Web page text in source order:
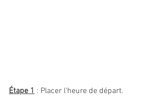
Étape 1 : Placer l'heure de départ.